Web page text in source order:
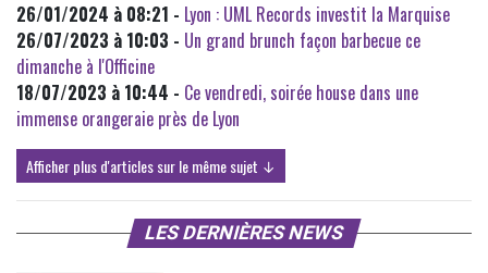
26/01/2024 à 08:21 - Lyon : UML Records investit la Marquise
26/07/2023 à 10:03 - Un grand brunch façon barbecue ce
dimanche à l'Officine
18/07/2023 à 10:44 - Ce vendredi, soirée house dans une
immense orangeraie près de Lyon
Afficher plus d'articles sur le même sujet ↓
LES DERNIÈRES NEWS